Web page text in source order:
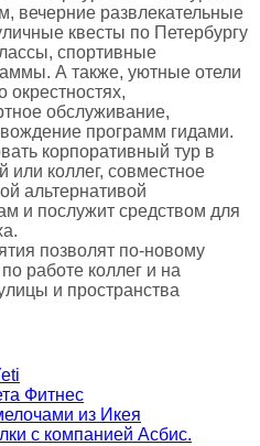
вечерние развлекательные
квесты по Петербургу
спортивные
А также, уютные отели
окрестностях,
обслуживание,
программ гидами.
корпоративный тур в
или коллег, совместное
альтернативой
и послужит средством для
позволят по-новому
работе коллег и на
и пространства
Фитнес
из Икея
с компанией Асбис.